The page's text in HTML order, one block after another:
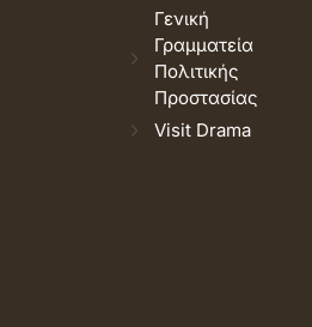
Γενική
Γραμματεία
Πολιτικής
Προστασίας
Visit Drama